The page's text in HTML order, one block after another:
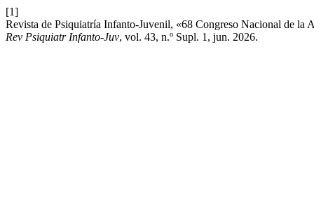
[1]
Revista de Psiquiatría Infanto-Juvenil, «68 Congreso Nacional de
Rev Psiquiatr Infanto-Juv, vol. 43, n.º Supl. 1, jun. 2026.